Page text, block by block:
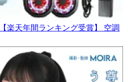
楽天年間ランキング受賞】 空調